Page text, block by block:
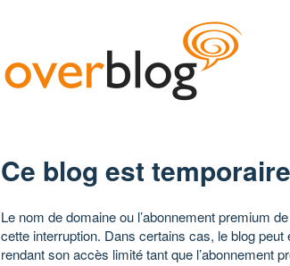
Ce blog est
Le nom de domaine ou l’abonnement premium
cette interruption. Dans certains cas, le blog
rendant son accès limité tant que l’abonnement